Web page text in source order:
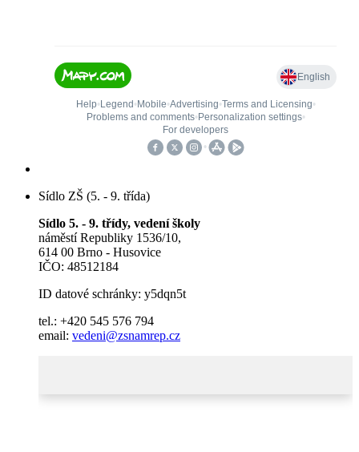
Sídlo ZŠ (5. - 9. třída)
Sídlo 5. - 9. třídy, vedení školy
náměstí Republiky 1536/10,
614 00 Brno - Husovice
IČO: 48512184
ID datové schránky: y5dqn5t
tel.: +420 545 576 794
email: vedeni@zsnamrep.cz